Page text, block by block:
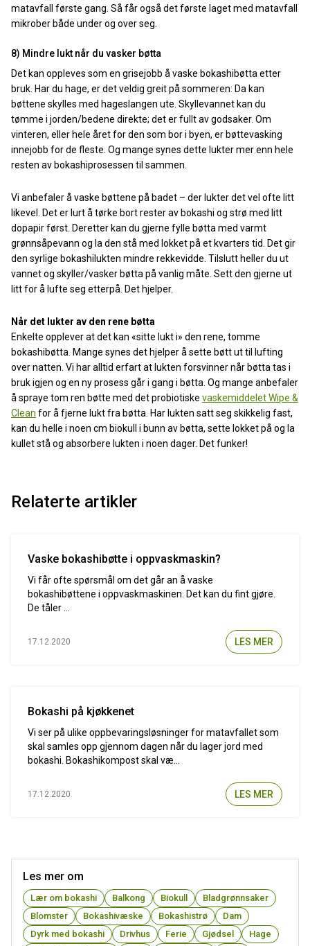
matavfall første gang. Så får også det første laget med matavfall
mikrober både under og over seg.
8) Mindre lukt når du vasker bøtta
Det kan oppleves som en grisejobb å vaske bokashibøtta etter
bruk. Har du hage, er det veldig greit på sommeren: Da kan
bøttene skylles med hageslangen ute. Skyllevannet kan du
tømme i jorden/bedene direkte; det er fullt av godsaker. Om
vinteren, eller hele året for den som bor i byen, er bøttevasking
innejobb for de fleste. Og mange synes dette lukter mer enn hele
resten av bokashiprosessen til sammen.
Vi anbefaler å vaske bøttene på badet – der lukter det vel ofte litt
likevel. Det er lurt å tørke bort rester av bokashi og strø med litt
dopapir først. Deretter kan du gjerne fylle bøtta med varmt
grønnsåpevann og la den stå med lokket på et kvarters tid. Det gir
den syrlige bokashilukten mindre rekkevidde. Tilslutt heller du ut
vannet og skyller/vasker bøtta på vanlig måte. Sett den gjerne ut
litt for å lufte seg etterpå. Det hjelper.
Når det lukter av den rene bøtta
Enkelte opplever at det kan «sitte lukt i» den rene, tomme
bokashibøtta. Mange synes det hjelper å sette bøtt ut til lufting
over natten. Vi har alltid erfart at lukten forsvinner når bøtta tas i
bruk igjen og en ny prosess går i gang i bøtta. Og mange anbefaler
å spraye tom ren bøtte med det probiotiske vaskemiddelet Wipe &
Clean for å fjerne lukt fra bøtta. Har lukten satt seg skikkelig fast,
kan du helle i noen cm biokull i bunn av bøtta, sette lokket på og la
kullet stå og absorbere lukten i noen dager. Det funker!
Relaterte artikler
Vaske bokashibøtte i oppvaskmaskin?
Vi får ofte spørsmål om det går an å vaske
bokashibøttene i oppvaskmaskinen. Det kan du fint gjøre.
De tåler ...
17.12.2020 LES MER
Bokashi på kjøkkenet
Vi ser på ulike oppbevaringsløsninger for matavfallet som
skal samles opp gjennom dagen når du lager jord med
bokashi. Bokashikompost skal væ...
17.12.2020 LES MER
Les mer om
Lær om bokashi Balkong Biokull
Bladgrønnsaker
Blomster
Bokashivæske Bokashistrø
Dam
Dyrk med bokashi
Drivhus Ferie Gjødsel
Hage